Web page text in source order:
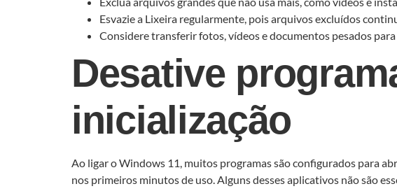
Esvazie a Lixeira regularmente, pois arquivos excluídos
Considere transferir fotos, vídeos e documentos pesados
Desative
inicialização
Ao ligar o Windows 11, muitos programas são configurados para
nos primeiros minutos de uso. Alguns desses aplicativos não são